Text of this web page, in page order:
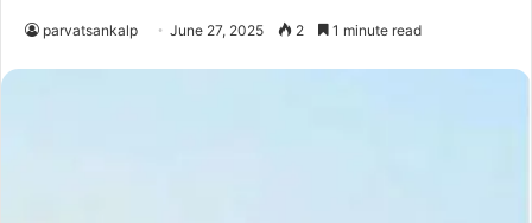
parvatsankalp June 27, 2025 2 1 minute read